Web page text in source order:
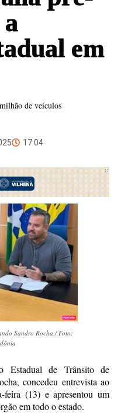
em
de veículos
17:04
Sandro Rocha / Foto:
Estadual de Trânsito de
concedeu entrevista ao
feira (13) e apresentou um
em todo o estado.